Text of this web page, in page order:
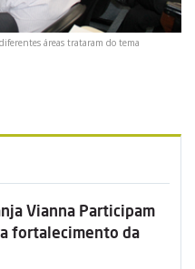
áreas trataram do tema
Vianna Participam
fortalecimento da